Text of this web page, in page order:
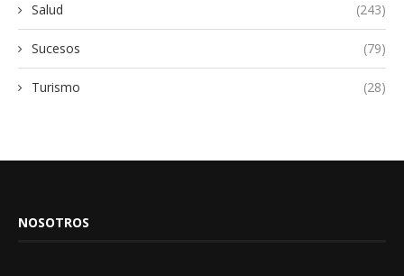
Salud (243)
Sucesos (79)
Turismo (28)
NOSOTROS